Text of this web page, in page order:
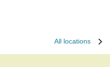
All locations